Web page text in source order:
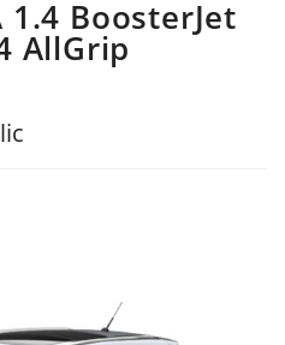
1.4 BoosterJet
AllGrip